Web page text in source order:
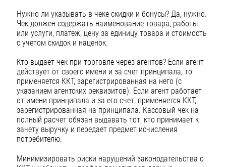
Нужно ли указывать в чеке скидки и бонусы? Да, нужно.
Чек должен содержать наименование товара, работы
или услуги, платеж, цену за единицу товара и стоимость
с учетом скидок и наценок.
Кто выдает чек при торговле через агентов? Если агент
действует от своего имени и за счет принципала, то
применяется ККТ, зарегистрированная на него (с
указанием агентских реквизитов). Если агент работает
от имени принципала и за его счет, применяется ККТ,
зарегистрированная на принципала. Кассовый чек на
полный расчет обязан выдавать тот, кто принимает к
зачету выручку и передает предмет исчисления
потребителю.
Минимизировать риски нарушений законодательства о